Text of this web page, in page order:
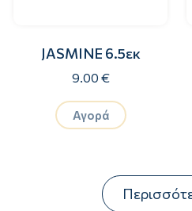
JASMINΕ 6.5εκ
9.00 €
Αγορά